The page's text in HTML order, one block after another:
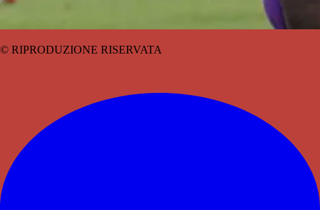
© RIPRODUZIONE RISERVATA